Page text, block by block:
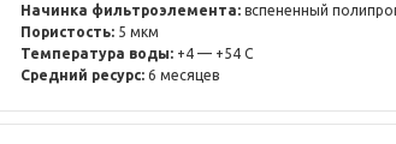
Начинка фильтроэлемента: вспененный
Пористость: 5 мкм
Температура воды: +4 — +54 С
Средний ресурс: 6 месяцев